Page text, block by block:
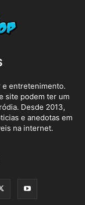
e entretenimento.
site podem ter um
Desde 2013,
e anedotas em
na internet.